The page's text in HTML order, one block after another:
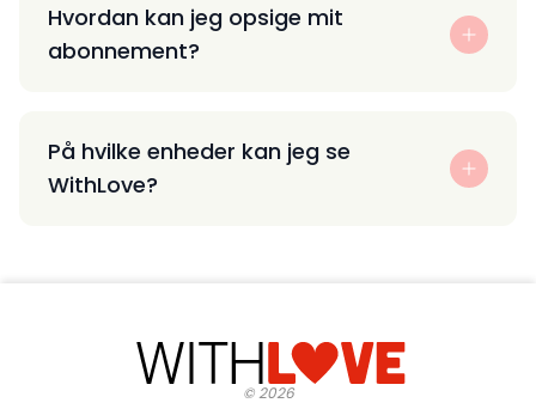
Hvordan kan jeg opsige mit
abonnement?
På hvilke enheder kan jeg se
WithLove?
©2026